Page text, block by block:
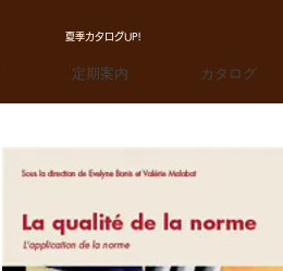
夏季カタログUP!
定期案内 カタログ